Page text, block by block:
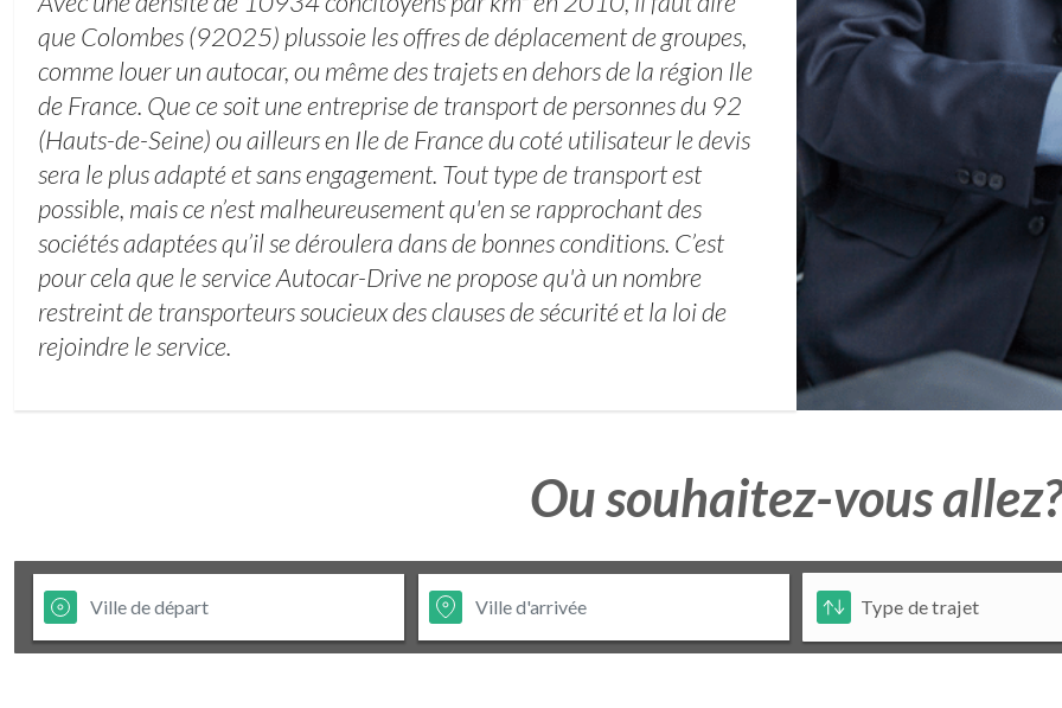
que Colombes (92025) plussoie les offres de déplacement de groupes,
comme louer un autocar, ou même des trajets en dehors de la région Ile
de France. Que ce soit une entreprise de transport de personnes du 92
(Hauts-de-Seine) ou ailleurs en Ile de France du coté utilisateur le devis
sera le plus adapté et sans engagement. Tout type de transport est
possible, mais ce n’est malheureusement qu'en se rapprochant des
sociétés adaptées qu’il se déroulera dans de bonnes conditions. C’est
pour cela que le service Autocar-Drive ne propose qu'à un nombre
restreint de transporteurs soucieux des clauses de sécurité et la loi de
rejoindre le service.
Ou souhaitez-vous allez?